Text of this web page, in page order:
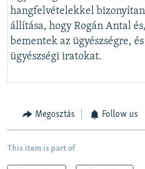
hangfelvételekkel
állítása, hogy Rogán Antal
bementek az ügyészségre,
ügyészségi iratokat.
Megosztás Follow us
This item is part of